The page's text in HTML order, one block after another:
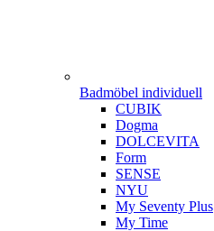
Badmöbel individuell
CUBIK
Dogma
DOLCEVITA
Form
SENSE
NYU
My Seventy Plus
My Time